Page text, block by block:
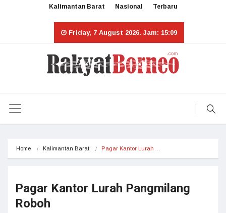
Kalimantan Barat Nasional Terbaru
Friday, 7 August 2026. Jam: 15:09
Home Kalimantan Barat Pagar Kantor Lurah…
Pagar Kantor Lurah Pangmilang
Roboh